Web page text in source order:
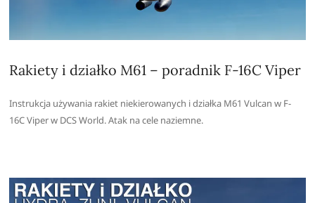
Rakiety i działko M61 – poradnik F-16C Viper
Instrukcja używania rakiet niekierowanych i działka M61 Vulcan w F-
16C Viper w DCS World. Atak na cele naziemne.